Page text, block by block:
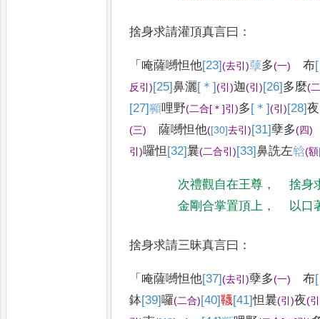
捨身求請灌頂真言曰 ：
「 唵薩嚩怛他[23](去引)𦽆多(一) 布
反引)[25]鼻灑[＊](引)迦(引)[26]多麼(
[27]𩕳哩野(二合[＊]引)多[＊](引)[28]夜
(三) 薩嚩怛他([30]去引)[31]孽多(四)
引)囉怛[32]曩(二合引)[33]鼻詵左𤚥(額
次禮觀自在王尊 ，
捨身
金剛合掌置頂上 ， 以口
捨身求請三昧真言曰 ：
「 唵薩嚩怛他[37](去引)孽多(一) 布
鉢[39]囉(二合)[40]韈[41]怛曩(引)夜(引